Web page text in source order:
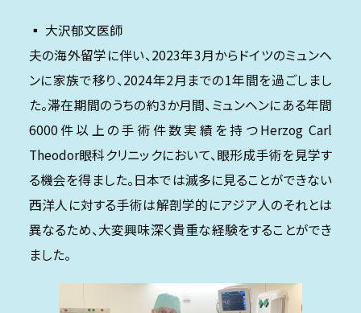
▪️ 大沢郁文医師
夫の海外留学に伴い、2023年3月からドイツのミュンヘ
ンに家族で移り、2024年2月までの1年間を過ごしまし
た。滞在期間のうちの約3か月間、ミュンヘンにある年間
6000件以上の手術件数実績を持つHerzog Carl
Theodor眼科クリニックにおいて、眼形成手術を見学す
る機会を得ました。日本では滅多に見ることができない
西洋人に対する手術は解剖学的にアジア人のそれとは
異なるため、大変興味深く貴重な経験をすることができ
ました。